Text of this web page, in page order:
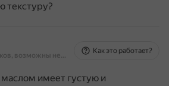
текстуру?
На основе источников, возможны неточности
Как это работает?
имеет густую и